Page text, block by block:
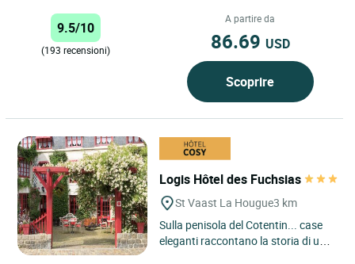
incastonata nel villaggio...
9.5/10
(193 recensioni)
A partire da
86.69 USD
Scoprire
Logis Hôtel des Fuchsias
St Vaast La Hougue3 km
Sulla penisola del Cotentin... case
eleganti raccontano la storia di un